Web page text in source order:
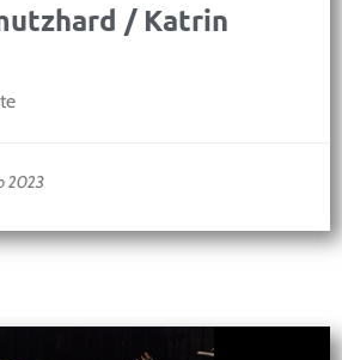
/ Katrin
2023